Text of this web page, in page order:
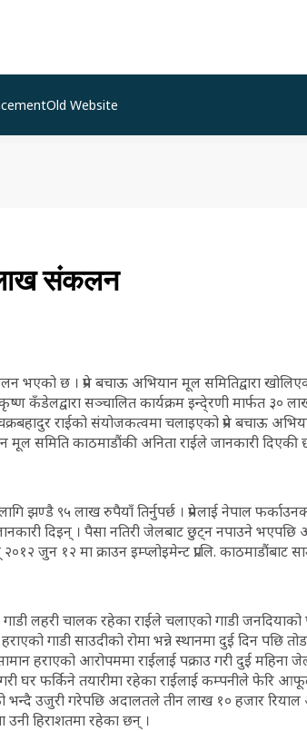
Old Website
लाख संकलन
भएको छ । प्रेम बचाऊ अभियान मूल समितिद्वारा
कँडेलद्वारा सञ्चालित कार्यक्रम इन्दे्रणी मार्फत ३०
राईको संयोजकत्वमा चलाइएको प्रेम बचाऊ
समिति काठमाडौंकी अनिता राईले जानकारी दिएकी
झण्डै ९५ लाख रुपैयाँ तिर्नुपर्छ । प्रेमलाई नेपाल
दिइन् । पैसा नतिरी जेलबाट छुट्न नपाउने
जुन १२ मा क्राउन इम्प्लोइमेन्ट प्रा.लि. काठमाडौंबाट
लहरी चालक रहेका राईले चलाएको गाडी जनदियाको
गाडी साउदीको रोमा भन्ने स्थानमा दुई दिन पछि
हराएको आरोपममा राईलाई पक्राउ गरी दुई महिना
घर फर्किने तयारीमा रहेका राईलाई कम्पनीले फेरि
भन्दै उजुरी गरेपछि अदालतले तीन लाख १० हजार
उनी हिराशतमा रहेका छन् ।